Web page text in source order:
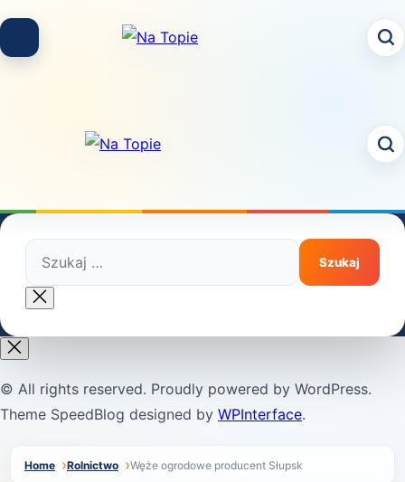
content
Szukaj:
Close
search
© All rights reserved. Proudly powered by WordPress.
Theme SpeedBlog designed by WPInterface.
Home Rolnictwo Węże ogrodowe producent Słupsk